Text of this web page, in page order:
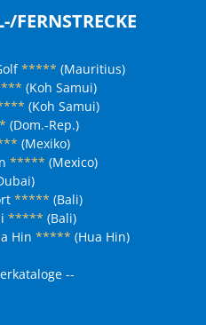
FERNSTRECKE
***** (Mauritius)
(Koh Samui)
(Koh Samui)
(Dom.-Rep.)
(Mexiko)
***** (Mexico)
***** (Bali)
***** (Bali)
Hin ***** (Hua Hin)
--